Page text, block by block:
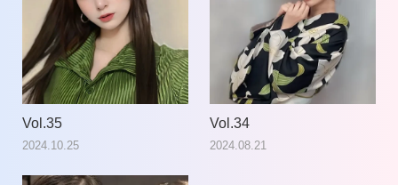
Vol.35
2024.10.25
Vol.34
2024.08.21